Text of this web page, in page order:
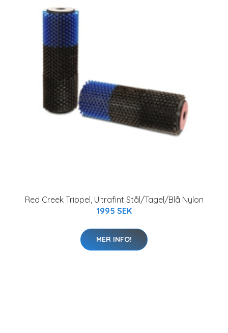
Red Creek Trippel, Ultrafint Stål/Tagel/Blå Nylon
1995 SEK
MER INFO!